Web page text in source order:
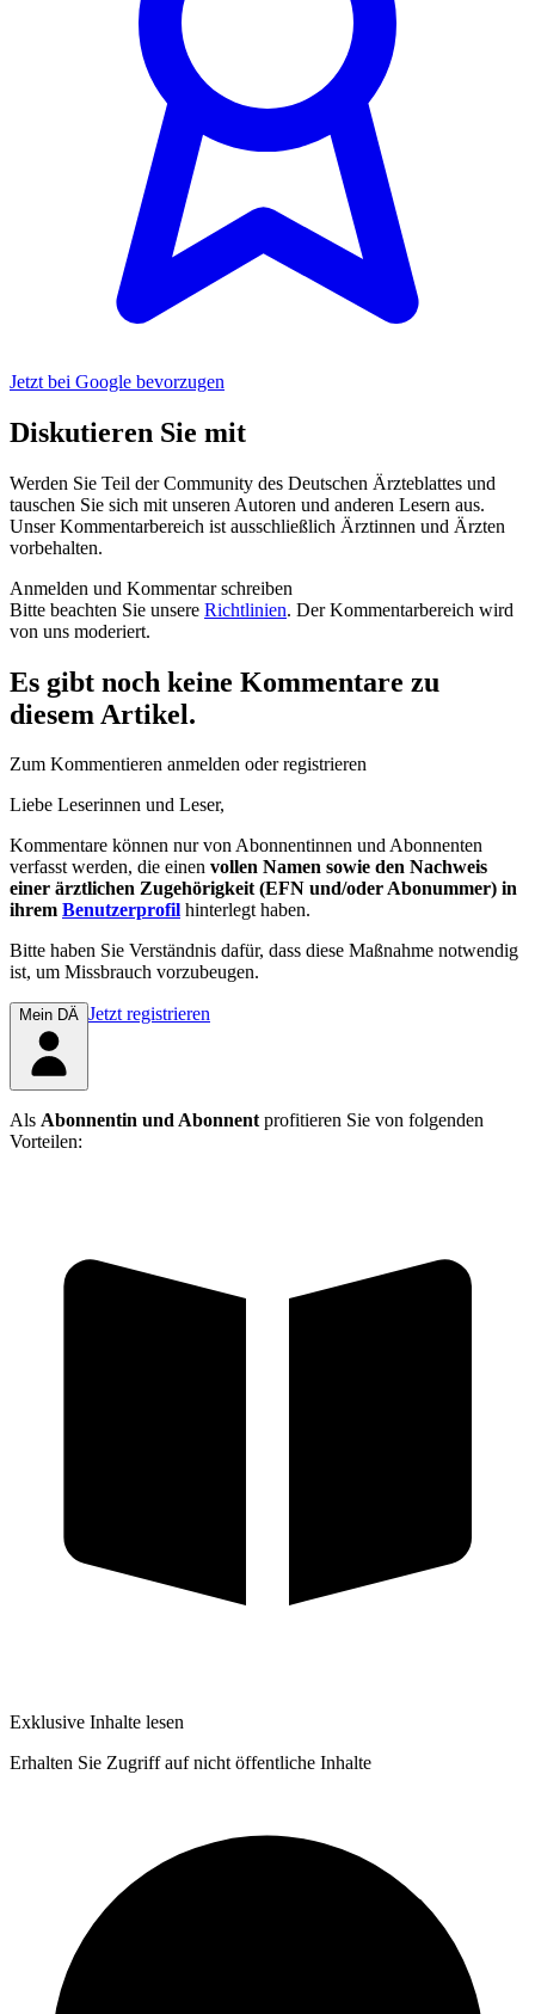
Jetzt bei Google bevorzugen
Diskutieren Sie mit
Werden Sie Teil der Community des Deutschen Ärzteblattes und
tauschen Sie sich mit unseren Autoren und anderen Lesern aus.
Unser Kommentarbereich ist ausschließlich Ärztinnen und Ärzten
vorbehalten.
Anmelden und Kommentar schreiben
Bitte beachten Sie unsere Richtlinien. Der Kommentarbereich wird
von uns moderiert.
Es gibt noch keine Kommentare zu
diesem Artikel.
Zum Kommentieren anmelden oder registrieren
Liebe Leserinnen und Leser,
Kommentare können nur von Abonnentinnen und Abonnenten
verfasst werden, die einen vollen Namen sowie den Nachweis
einer ärztlichen Zugehörigkeit (EFN und/oder Abonummer) in
ihrem Benutzerprofil hinterlegt haben.
Bitte haben Sie Verständnis dafür, dass diese Maßnahme notwendig
ist, um Missbrauch vorzubeugen.
Mein DÄ Jetzt registrieren
Als Abonnentin und Abonnentprofitieren Sie von folgenden
Vorteilen:
Exklusive Inhalte lesen
Erhalten Sie Zugriff auf nicht öffentliche Inhalte